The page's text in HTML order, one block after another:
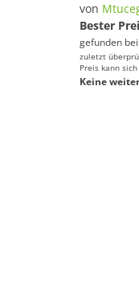
von
Bester
gefunden bei
zuletzt
Preis kann
Keine